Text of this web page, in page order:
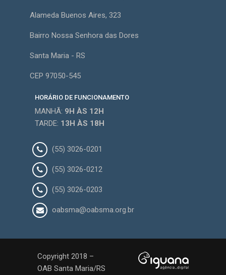
Alameda Buenos Aires, 323
Bairro Nossa Senhora das Dores
Santa Maria - RS
CEP 97050-545
HORÁRIO DE FUNCIONAMENTO
MANHÃ: 9H ÀS 12H
TARDE: 13H ÀS 18H
(55) 3026-0201
(55) 3026-0212
(55) 3026-0203
oabsma@oabsma.org.br
Copyright 2018 –
OAB Santa Maria/RS